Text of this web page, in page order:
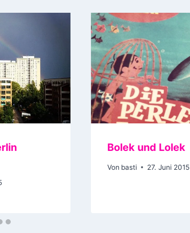
Bolek und Lolek
Von basti 27. Juni 2015